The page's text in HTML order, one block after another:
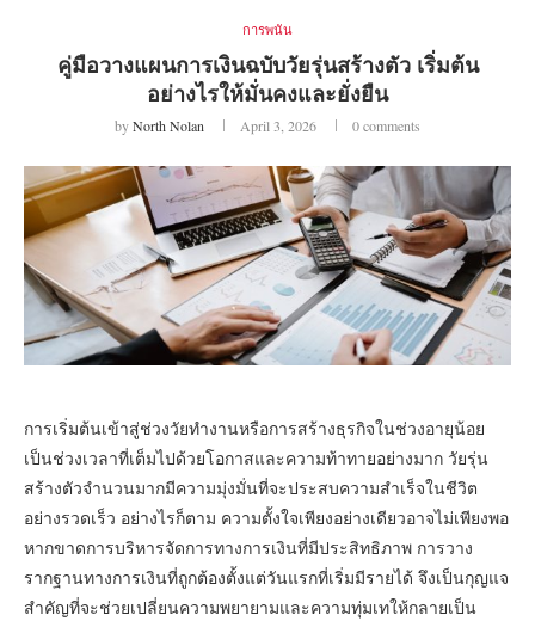
การพนัน
คู่มือวางแผนการเงินฉบับวัยรุ่นสร้างตัว เริ่มต้น
อย่างไรให้มั่นคงและยั่งยืน
byNorth Nolan April 3, 2026 0 comments
การเริ่มต้นเข้าสู่ช่วงวัยทำงานหรือการสร้างธุรกิจในช่วงอายุน้อย
เป็นช่วงเวลาที่เต็มไปด้วยโอกาสและความท้าทายอย่างมาก วัยรุ่น
สร้างตัวจำนวนมากมีความมุ่งมั่นที่จะประสบความสำเร็จในชีวิต
อย่างรวดเร็ว อย่างไรก็ตาม ความตั้งใจเพียงอย่างเดียวอาจไม่เพียงพอ
หากขาดการบริหารจัดการทางการเงินที่มีประสิทธิภาพ การวาง
รากฐานทางการเงินที่ถูกต้องตั้งแต่วันแรกที่เริ่มมีรายได้ จึงเป็นกุญแจ
สำคัญที่จะช่วยเปลี่ยนความพยายามและความทุ่มเทให้กลายเป็น